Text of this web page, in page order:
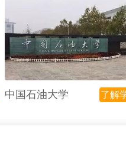
中国石油大学 了解